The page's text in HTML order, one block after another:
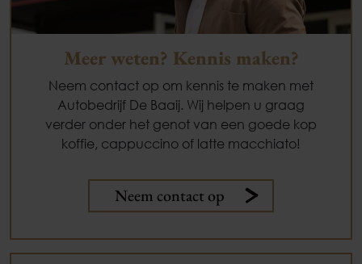
Meer weten? Kennis maken?
Neem contact op om kennis te maken met
Autobedrijf De Baaij. Wij helpen u graag
verder onder het genot van een goede kop
koffie, cappuccino of latte macchiato!
Neem contact op